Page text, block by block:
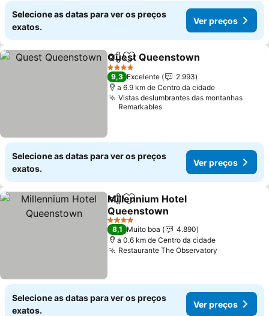
Selecione as datas para ver os preços
exatos.
Ver preços
PartilharAdicionar aos favoritos
Quest Queenstown
4 Estrelas
9,3 Excelente
2.993
a 6.9 km de Centro da cidade
Vistas deslumbrantes das montanhas
Remarkables
Selecione as datas para ver os preços
exatos.
Ver preços
PartilharAdicionar aos favoritos
Millennium Hotel
Queenstown
Ver preços
4 Estrelas
8,1 Muito boa
4.890
a 0.6 km de Centro da cidade
Restaurante The Observatory
Selecione as datas para ver os preços
exatos.
Ver preços